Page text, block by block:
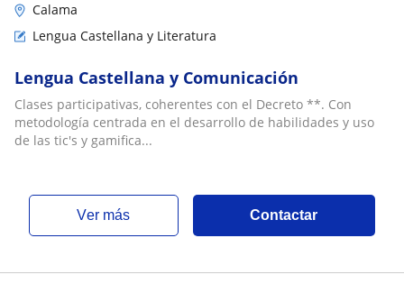
Calama
Lengua Castellana y Literatura
Lengua Castellana y Comunicación
Clases participativas, coherentes con el Decreto **. Con
metodología centrada en el desarrollo de habilidades y uso
de las tic's y gamifica...
ver más Contactar